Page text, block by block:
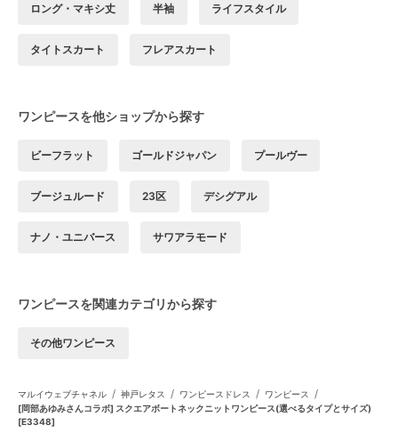
ロング・マキシ丈 半袖 ライフスタイル
タイトスカート フレアスカート
ワンピースを他ショップから探す
ビーフラット ゴールドジャパン プールヴー
ブージュルード 23区 デシグアル
ナノ・ユニバース サワアラモード
ワンピースを関連カテゴリから探す
その他ワンピース
マルイウェブチャネル / 神戸レタス / ワンピースドレス / ワンピース /
[岡部あゆみさんコラボ] スクエアボートネックニットワンピース(選べるタイプとサイズ)
[E3348]